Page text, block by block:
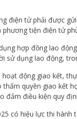
điện tử phải được
phương tiện điện tử
hợp đồng lao
sử dụng lao động,
hoạt động giao kết,
thẩm quyền giao kết
đảm điều kiện quy
có hiệu lực thi hành